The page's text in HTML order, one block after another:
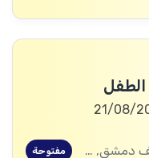
سعسع، ريف دمشق, قدسيا، ريف دمشق, قطنا، ريف دمشق, مضايا، ريف دمشق, الديماس، ريف دمشق, سرغايا، ريف دمشق, بيت جن، ريف دمشق, عين الفيجة، ريف دمشق مفتوحة